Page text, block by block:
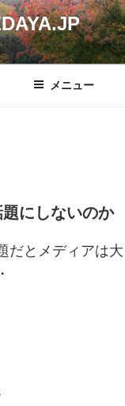
メニュー
にしないのか
だとメディアは